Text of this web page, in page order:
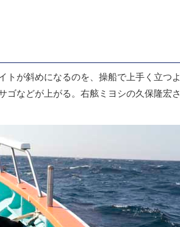
トが斜めになるのを、操船で上手く立つよ
ゴなどが上がる。右舷ミヨシの久保隆宏さ